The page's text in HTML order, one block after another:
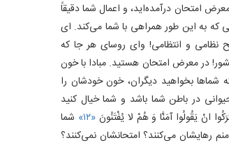
امتحان درآمده‌اید، و اعمال شما دقیقاً
که به این طور همراهی با شما می‌کند. ای
نظامی و انتظامی! وای روسای هر جا که
در معرض امتحان هستید. مبادا با خون
شماها بخواهید دیگران، خون خودشان را
در باطن شما باشد و شما خیال کنید
انْ یَقُولُوا آمَنَّا وَ هُمْ لا یُفْتَنُونَ«۱۲»
شما
رهایشان می‌کنند؟ امتحانشان نمی‌کنند؟